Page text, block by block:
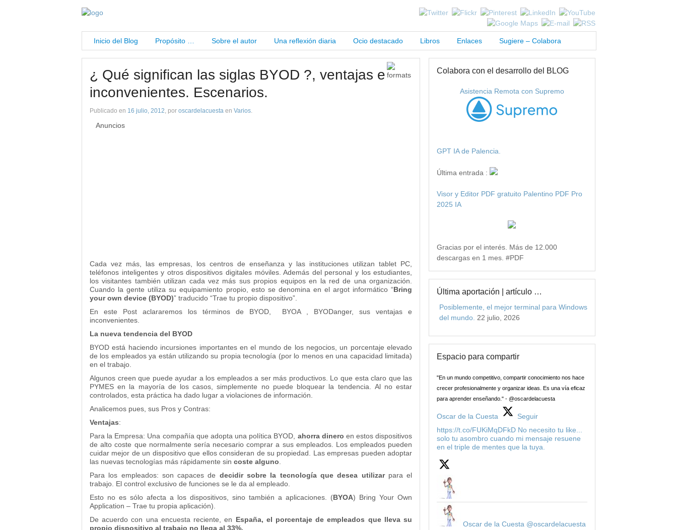
Inicio del Blog Propósito … Sobre el autor Una reflexión diaria Ocio destacado Libros Enlaces Sugiere – Colabora
¿ Qué significan las siglas BYOD ?, ventajas e
inconvenientes. Escenarios.
Publicado en 16 julio, 2012, por oscardelacuesta en Varios.
Anuncios
Cada vez más, las empresas, los centros de enseñanza y las instituciones utilizan tablet PC,
teléfonos inteligentes y otros dispositivos digitales móviles. Además del personal y los estudiantes,
los visitantes también utilizan cada vez más sus propios equipos en la red de una organización.
Cuando la gente utiliza su equipamiento propio, esto se denomina en el argot informático “Bring
your own device (BYOD)” traducido “Trae tu propio dispositivo”.
En este Post aclararemos los términos de BYOD, BYOA , BYODanger, sus ventajas e
inconvenientes.
La nueva tendencia del BYOD
BYOD está haciendo incursiones importantes en el mundo de los negocios, un porcentaje elevado
de los empleados ya están utilizando su propia tecnología (por lo menos en una capacidad limitada)
en el trabajo.
Algunos creen que puede ayudar a los empleados a ser más productivos. Lo que esta claro que las
PYMES en la mayoría de los casos, simplemente no puede bloquear la tendencia. Al no estar
controlados, esta práctica ha dado lugar a violaciones de información.
Analicemos pues, sus Pros y Contras:
Ventajas:
Para la Empresa: Una compañía que adopta una política BYOD, ahorra dinero en estos dispositivos
de alto coste que normalmente sería necesario comprar a sus empleados. Los empleados pueden
cuidar mejor de un dispositivo que ellos consideran de su propiedad. Las empresas pueden adoptar
las nuevas tecnologías más rápidamente sin coste alguno
Para los empleados: son capaces de decidir sobre la tecnología que desea utilizarpara el
trabajo. El control exclusivo de funciones se le da al empleado.
Esto no es sólo afecta a los dispositivos, sino también a aplicaciones. (BYOA) Bring Your Own
Application – Trae tu propia aplicación).
De acuerdo con una encuesta reciente, en España, el porcentaje de empleados que lleva su
propio dispositivo al trabajo no llega al 33%.
Colabora con el desarrollo del BLOG
Asistencia Remota con Supremo
GPT IA de Palencia.
Última entrada :
Visor y Editor PDF gratuito Palentino PDF Pro
2025 IA
Gracias por el interés. Más de 12.000
descargas en 1 mes. #PDF
Última aportación | artículo …
Posiblemente, el mejor terminal para Windows
del mundo. 22 julio, 2026
Espacio para compartir
"En un mundo competitivo, compartir conocimiento nos hace
crecer profesionalmente y organizar ideas. Es una vía eficaz
para aprender enseñando." - @oscardelacuesta
Oscar de la Cuesta
Seguir
https://t.co/FUKiMqDFkD No necesito tu like...
solo tu asombro cuando mi mensaje resuene
en el triple de mentes que la tuya.
Oscar de la Cuesta @oscardelacuesta